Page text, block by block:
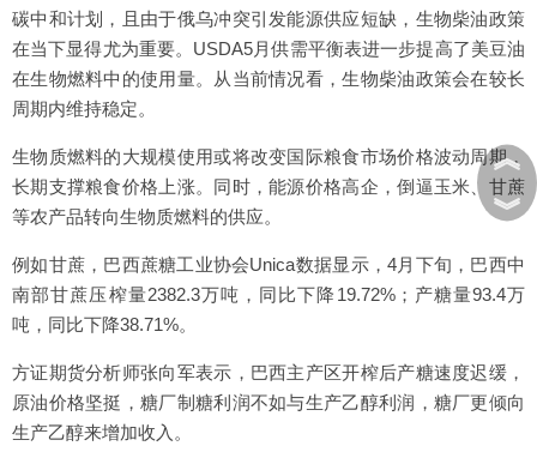
碳中和计划，且由于俄乌冲突引发能源供应短缺，生物柴油政策
在当下显得尤为重要。USDA5月供需平衡表进一步提高了美豆油
在生物燃料中的使用量。从当前情况看，生物柴油政策会在较长
周期内维持稳定。
生物质燃料的大规模使用或将改变国际粮食市场价格波动周期，
长期支撑粮食价格上涨。同时，能源价格高企，倒逼玉米、甘蔗
等农产品转向生物质燃料的供应。
例如甘蔗，巴西蔗糖工业协会Unica数据显示，4月下旬，巴西中
南部甘蔗压榨量2382.3万吨，同比下降19.72%；产糖量93.4万
吨，同比下降38.71%。
方证期货分析师张向军表示，巴西主产区开榨后产糖速度迟缓，
原油价格坚挺，糖厂制糖利润不如与生产乙醇利润，糖厂更倾向
生产乙醇来增加收入。
︽
︾